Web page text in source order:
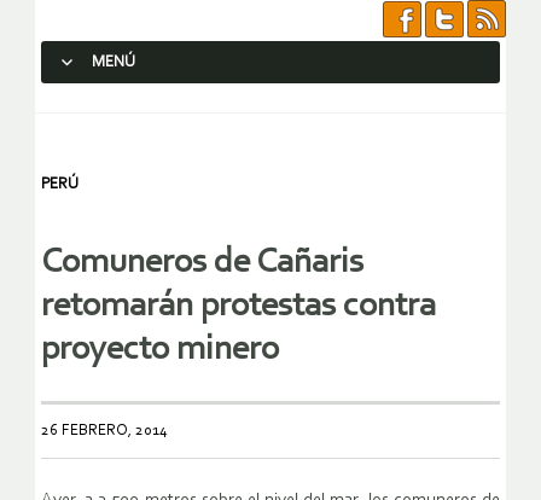
MENÚ
PERÚ
Comuneros de Cañaris
retomarán protestas contra
proyecto minero
26 FEBRERO, 2014